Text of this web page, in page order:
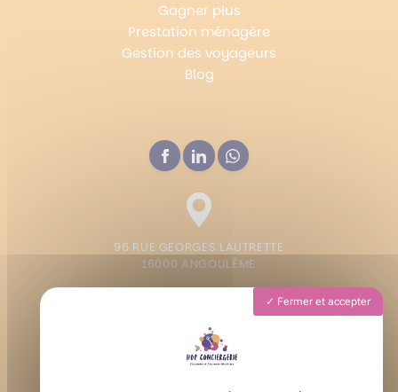
Gagner plus
Prestation ménagère
Gestion des voyageurs
Blog
96 RUE GEORGES LAUTRETTE
16000 ANGOULÊME
Lundi - Vendredi : 9h - 19h
Fermer et accepter